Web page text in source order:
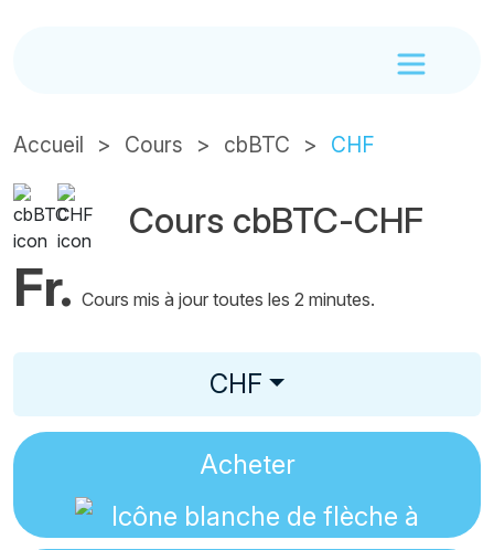
Accueil Cours cbBTC CHF
Cours cbBTC-CHF
Fr. Cours mis à jour toutes les 2 minutes.
CHF
Acheter